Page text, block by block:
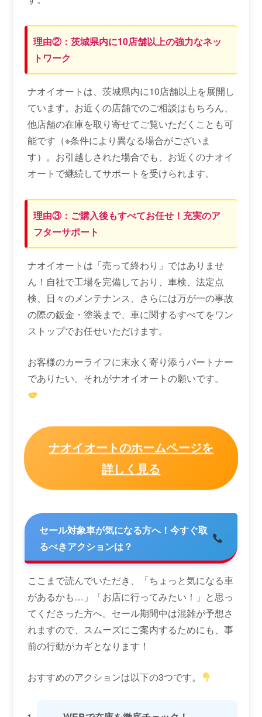
理由②：茨城県内に10店舗以上の強力なネッ
トワーク
ナオイオートは、茨城県内に10店舗以上を展開し
ています。お近くの店舗でのご相談はもちろん、
他店舗の在庫を取り寄せてご覧いただくことも可
能です（※条件により異なる場合がございま
す）。お引越しされた場合でも、お近くのナオイ
オートで継続してサポートを受けられます。
理由③：ご購入後もすべてお任せ！充実のア
フターサポート
ナオイオートは「売って終わり」ではありませ
ん！自社で工場を完備しており、車検、法定点
検、日々のメンテナンス、さらには万が一の事故
の際の鈑金・塗装まで、車に関するすべてをワン
ストップでお任せいただけます。
お客様のカーライフに末永く寄り添うパートナー
でありたい。それがナオイオートの願いです。
ナオイオートのホームページを
詳しく見る
セール対象車が気になる方へ！今すぐ取
るべきアクションは？
ここまで読んでいただき、「ちょっと気になる車
があるかも…」「お店に行ってみたい！」と思っ
てくださった方へ。セール期間中は混雑が予想さ
れますので、スムーズにご案内するためにも、事
前の行動がカギとなります！
おすすめのアクションは以下の3つです。